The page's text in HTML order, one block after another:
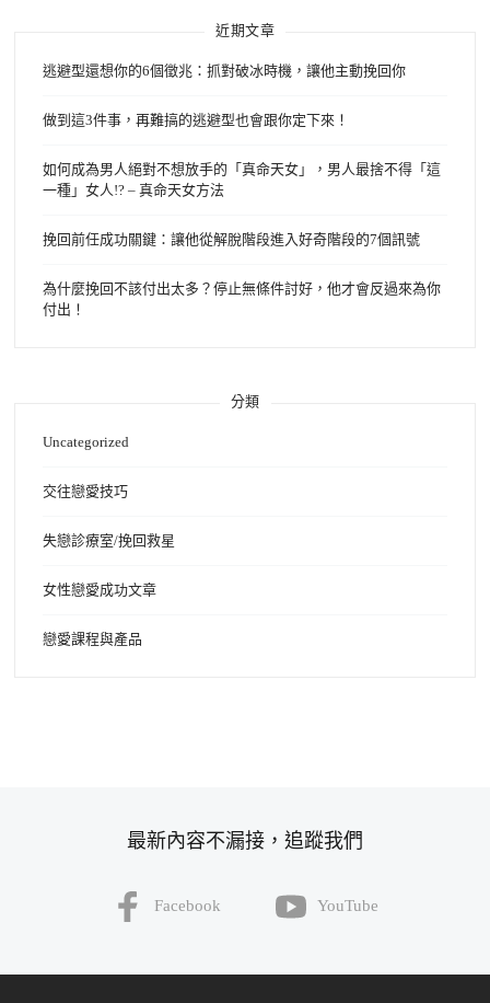
近期文章
逃避型還想你的6個徵兆：抓對破冰時機，讓他主動挽回你
做到這3件事，再難搞的逃避型也會跟你定下來！
如何成為男人絕對不想放手的「真命天女」，男人最捨不得「這
一種」女人!? – 真命天女方法
挽回前任成功關鍵：讓他從解脫階段進入好奇階段的7個訊號
為什麼挽回不該付出太多？停止無條件討好，他才會反過來為你
付出！
分類
Uncategorized
交往戀愛技巧
失戀診療室/挽回救星
女性戀愛成功文章
戀愛課程與產品
最新內容不漏接，追蹤我們
Facebook YouTube